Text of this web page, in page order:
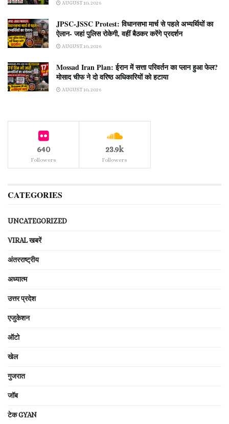
AUGUST 10, 2026
JPSC-JSSC Protest: विधानसभा मार्च से पहले अभ्यर्थियों का
ऐलान- जहां पुलिस रोकेगी, वहीं बैठकर करेंगे प्रदर्शन
AUGUST 10, 2026
Mossad Iran Plan: ईरान में सत्ता परिवर्तन का प्लान हुआ फेल?
मोसाद चीफ ने दो वरिष्ठ अधिकारियों को हटाया
AUGUST 10, 2026
640
Followers
23.9k
Followers
CATEGORIES
UNCATEGORIZED
VIRAL खबरें
अंतरराष्ट्रीय
अध्यात्म
उत्तर प्रदेश
एजुकेशन
ऑटो
खेल
गुजरात
जॉब
टेक GYAN